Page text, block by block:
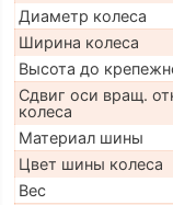
Диаметр колеса
Ширина колеса
Высота до
Сдвиг оси вращ.
колеса
Материал шины
Цвет шины колеса
Вес